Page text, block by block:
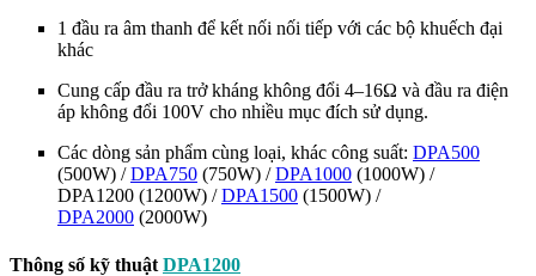
1 đầu ra âm thanh để kết nối nối tiếp với các bộ khuếch đại
khác
Cung cấp đầu ra trở kháng không đổi 4–16Ω và đầu ra điện
áp không đổi 100V cho nhiều mục đích sử dụng.
Các dòng sản phẩm cùng loại, khác công suất: DPA500
(500W) /DPA750 (750W) /DPA1000 (1000W) /
DPA1200 (1200W) /DPA1500 (1500W) /
DPA2000 (2000W)
Thông số kỹ thuật DPA1200